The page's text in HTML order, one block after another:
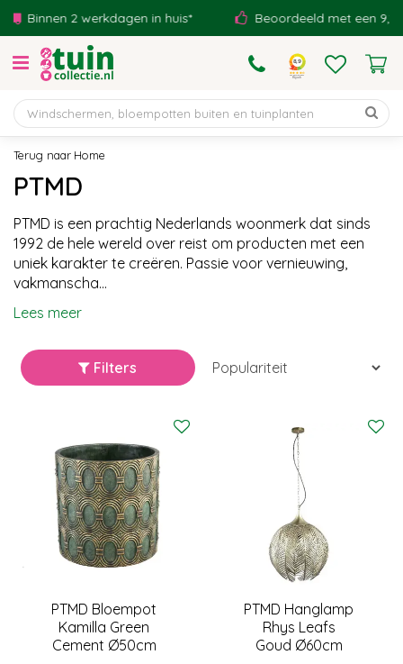
Home
2 werkdagen in huis* Beoordeeld met een 9,1!
PTMD
PTMD is een prachtig Nederlands woonmerk dat sinds
1992 de hele wereld over reist om producten met een
uniek karakter te creëren. Passie voor vernieuwing,
vakmanscha...
Lees meer
Filters
PTMD Bloempot
Kamilla Green
Cement Ø50cm
PTMD Hanglamp
Rhys Leafs
Goud Ø60cm